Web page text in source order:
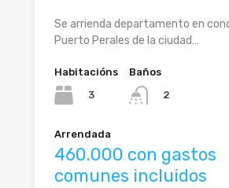
Se arrienda departamento en
Puerto Perales de la ciudad…
Habitacións
3
Baños
2
Arrendada
460.000 con gastos
comunes incluidos